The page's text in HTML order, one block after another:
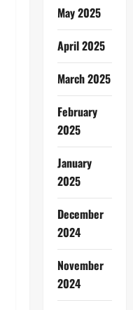
May 2025
April 2025
March 2025
February
2025
January
2025
December
2024
November
2024